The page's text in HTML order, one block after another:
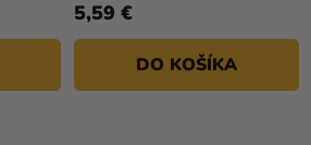
5,59 €
DO KOŠÍKA